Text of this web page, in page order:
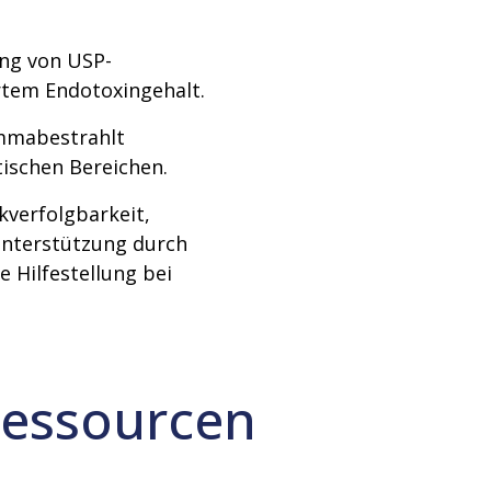
von USP-
Endotoxingehalt.
Bereichen.
durch
Hilfestellung bei